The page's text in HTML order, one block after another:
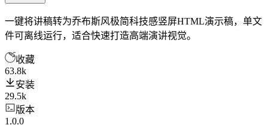
一键将讲稿转为乔布斯风极简科技感竖屏HTML演示稿，单文
件可离线运行，适合快速打造高端演讲视觉。
收藏
63.8k
安装
29.5k
版本
1.0.0